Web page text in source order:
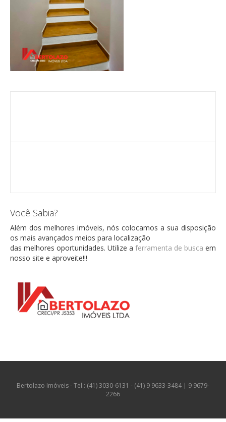
Você Sabia?
Além dos melhores imóveis, nós colocamos a sua disposição
os mais avançados meios para localização
das melhores oportunidades. Utilize a ferramenta de busca em
nosso site e aproveite!!!
Bertolazo Imóveis - Tel.: (41) 3030-6131 - (41) 9 9633-3484 | 9 9679-
2266